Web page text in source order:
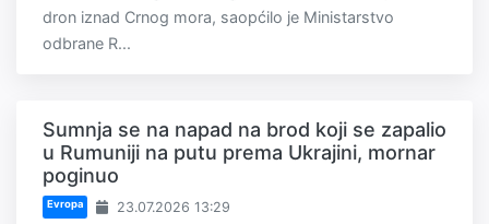
dron iznad Crnog mora, saopćilo je Ministarstvo
odbrane R...
Sumnja se na napad na brod koji se zapalio
u Rumuniji na putu prema Ukrajini, mornar
poginuo
Evropa 23.07.2026 13:29